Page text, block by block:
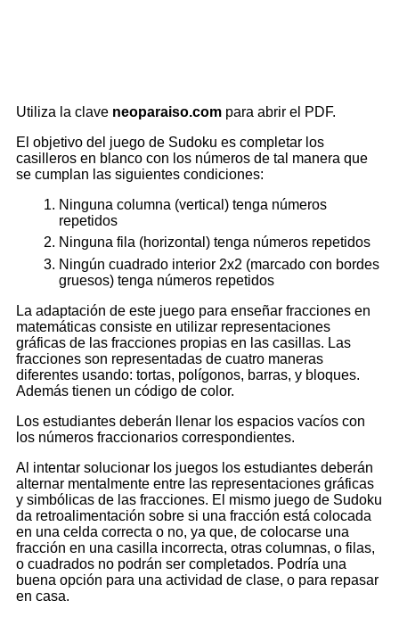
Utiliza la clave neoparaiso.com para abrir el PDF.
El objetivo del juego de Sudoku es completar los
casilleros en blanco con los números de tal manera que
se cumplan las siguientes condiciones:
Ninguna columna (vertical) tenga números
repetidos
Ninguna fila (horizontal) tenga números repetidos
Ningún cuadrado interior 2x2 (marcado con bordes
gruesos) tenga números repetidos
La adaptación de este juego para enseñar fracciones en
matemáticas consiste en utilizar representaciones
gráficas de las fracciones propias en las casillas. Las
fracciones son representadas de cuatro maneras
diferentes usando: tortas, polígonos, barras, y bloques.
Además tienen un código de color.
Los estudiantes deberán llenar los espacios vacíos con
los números fraccionarios correspondientes.
Al intentar solucionar los juegos los estudiantes deberán
alternar mentalmente entre las representaciones gráficas
y simbólicas de las fracciones. El mismo juego de Sudoku
da retroalimentación sobre si una fracción está colocada
en una celda correcta o no, ya que, de colocarse una
fracción en una casilla incorrecta, otras columnas, o filas,
o cuadrados no podrán ser completados. Podría una
buena opción para una actividad de clase, o para repasar
en casa.